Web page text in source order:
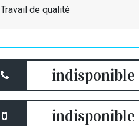
Travail de qualité
indisponible
indisponible